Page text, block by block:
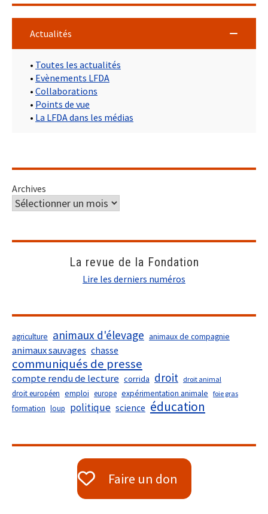
Actualités
• Toutes les actualités
• Evènements LFDA
• Collaborations
• Points de vue
• La LFDA dans les médias
Archives
La revue de la Fondation
Lire les derniers numéros
agriculture animaux d'élevage animaux de compagnie
animaux sauvages chasse
communiqués de presse
compte rendu de lecture corrida droit droit animal
droit européen emploi europe expérimentation animale foie gras
formation loup politique science éducation
Faire un don